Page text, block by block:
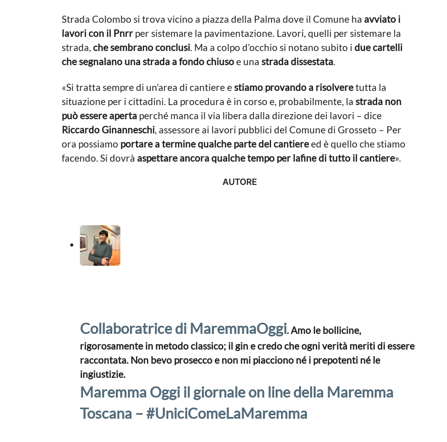
Strada Colombo si trova vicino a piazza della Palma dove il Comune ha avviato i
lavori con il Pnrr per sistemare la pavimentazione. Lavori, quelli per sistemare la
strada, che sembrano conclusi. Ma a colpo d’occhio si notano subito i due cartelli
che segnalano una strada a fondo chiusoe una strada dissestata.
«Si tratta sempre di un’area di cantiere estiamo provando a risolveretutta la
situazione per i cittadini. La procedura è in corso e, probabilmente, la strada non
può essere aperta perché manca il via libera dalla direzione dei lavori – dice
Riccardo Ginanneschi, assessore ai lavori pubblici del Comune di Grosseto – Per
ora possiamo portare a termine qualche parte del cantiereed è quello che stiamo
facendo. Si dovrà aspettare ancora qualche tempo per lafine di tutto il cantiere».
AUTORE
Collaboratrice di MaremmaOggi. Amo le bollicine,
rigorosamente in metodo classico; il gin e credo che ogni verità meriti di essere
raccontata. Non bevo prosecco e non mi piacciono né i prepotenti né le
ingiustizie.
Maremma Oggi il giornale on line della Maremma
Toscana – #UniciComeLaMaremma